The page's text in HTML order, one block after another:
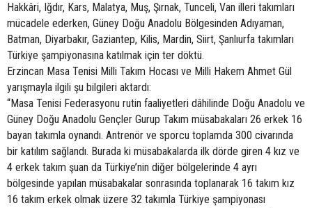
Hakkâri, Iğdır, Kars, Malatya, Muş, Şırnak, Tunceli, Van illeri takımları
mücadele ederken, Güney Doğu Anadolu Bölgesinden Adıyaman,
Batman, Diyarbakır, Gaziantep, Kilis, Mardin, Siirt, Şanlıurfa takımları
Türkiye şampiyonasına katılmak için ter döktü.
Erzincan Masa Tenisi Milli Takım Hocası ve Milli Hakem Ahmet Gül
yarışmayla ilgili şu bilgileri aktardı:
“Masa Tenisi Federasyonu rutin faaliyetleri dâhilinde Doğu Anadolu ve
Güney Doğu Anadolu Gençler Gurup Takım müsabakaları 26 erkek 16
bayan takımla oynandı. Antrenör ve sporcu toplamda 300 civarında
bir katılım sağlandı. Burada ki müsabakalarda ilk dörde giren 4 kız ve
4 erkek takım şuan da Türkiye’nin diğer bölgelerinde 4 ayrı
bölgesinde yapılan müsabakalar sonrasında toplanarak 16 takım kız
16 takım erkek olmak üzere 32 takımla Türkiye şampiyonası